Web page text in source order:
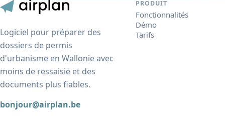
Logiciel pour préparer des
dossiers de permis
d'urbanisme en Wallonie avec
moins de ressaisie et des
documents plus fiables.
bonjour@airplan.be
PRODUIT
Fonctionnalités
Démo
Tarifs